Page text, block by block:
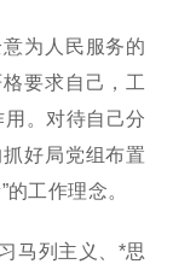
为人民服务的
要求自己，工
。对待自己分
好局党组布置
工作理念。
马列主义、*思